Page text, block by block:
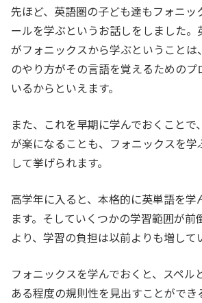
先ほど、英語圏の子ども達もフォニッ
ールを学ぶというお話しをしました。
がフォニックスから学ぶということは
のやり方がその言語を覚えるためのプ
いるからといえます。
また、これを早期に学んでおくことで
が楽になることも、フォニックスを学
して挙げられます。
高学年に入ると、本格的に英単語を学
ます。そしていくつかの学習範囲が前
より、学習の負担は以前よりも増して
フォニックスを学んでおくと、スペル
ある程度の規則性を見出すことができ